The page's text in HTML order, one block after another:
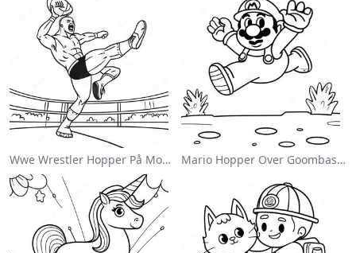
Wwe Wrestler Hopper På Modstander Farvelægningsside Mario Hopper Over Goombas Farvelægningsside